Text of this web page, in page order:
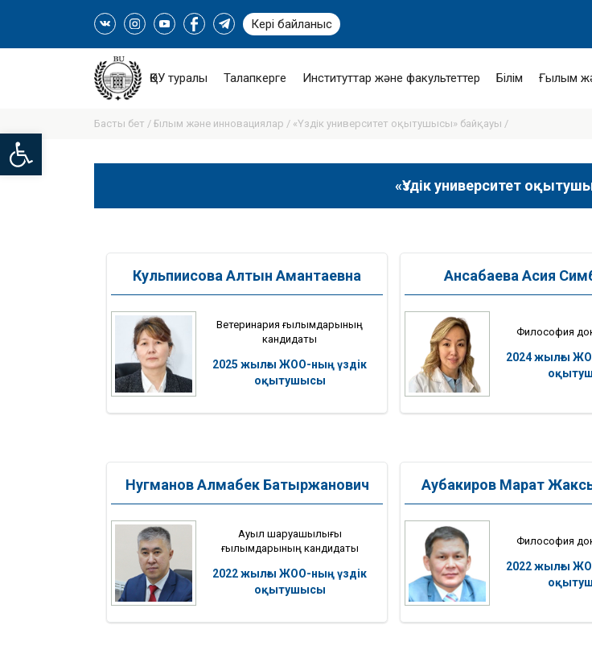
Open toolbar
Кері байланыс
ҚӨУ туралы Талапкерге Институттар және факультеттер Білім Ғылым
Басты бет / Ғылым және инновациялар / «Үздік университет оқытушысы» байқауы /
«Үздік университет
Кульпиисова Алтын Амантаевна
Ветеринария ғылымдарының
кандидаты
2025 жылғы ЖОО-ның үздік
оқытушысы
Ансабаева Асия
Философия
2024 жылғы
Нугманов Алмабек Батыржанович
Ауыл шаруашылығы
ғылымдарының кандидаты
2022 жылғы ЖОО-ның үздік
оқытушысы
Аубакиров Марат
Философия
2022 жылғы